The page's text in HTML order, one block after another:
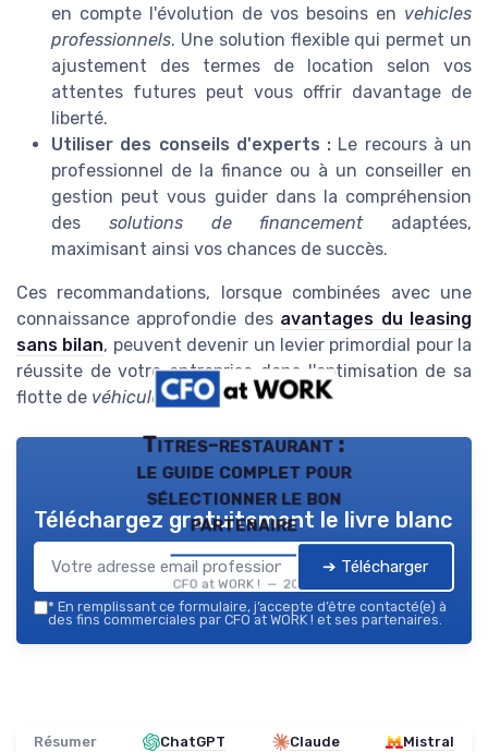
en compte l'évolution de vos besoins en vehicles
professionnels. Une solution flexible qui permet un
ajustement des termes de location selon vos
attentes futures peut vous offrir davantage de
liberté.
Utiliser des conseils d'experts : Le recours à un
professionnel de la finance ou à un conseiller en
gestion peut vous guider dans la compréhension
des solutions de financementadaptées,
maximisant ainsi vos chances de succès.
Ces recommandations, lorsque combinées avec une
connaissance approfondie des avantages du leasing
sans bilan, peuvent devenir un levier primordial pour la
réussite de votre entreprise dans l'optimisation de sa
flotte de véhicules.
Titres-restaurant :
le guide complet pour
sélectionner le bon
partenaire
CFO at WORK ! — 2026
Téléchargez gratuitement le livre blanc
➔ Télécharger
* En remplissant ce formulaire, j’accepte d’être contacté(e) à
des fins commerciales par CFO at WORK ! et ses partenaires.
Résumer ChatGPT Claude Mistral